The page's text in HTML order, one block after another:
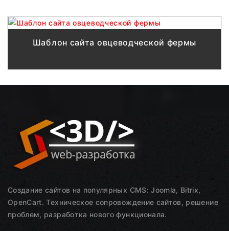
Шаблон сайта овцеводческой фермы
Создание сайтов на популярных CMS: Joomla, Bitrix,
OpenCart. Техническое сопровождение сайтов, решение
проблем, разработка нового функционала.